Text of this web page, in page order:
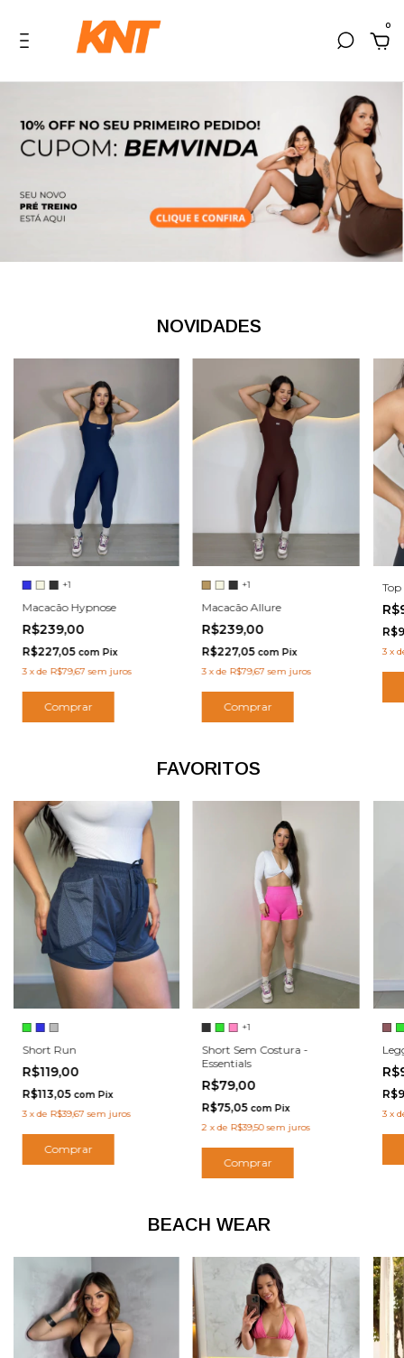
0
NOVIDADES
+1
Macacão Hypnose
R$239,00
R$227,05 com Pix
3 xde R$79,67 sem juros
Comprar
+1
Macacão Allure
R$239,00
R$227,05com Pix
3 xdeR$79,67 sem juros
Comprar
3 x
FAVORITOS
Short Run
R$119,00
R$113,05 com Pix
3 xde R$39,67 sem juros
Comprar
+1
Short Sem Costura -
Essentials
R$79,00
R$75,05com Pix
2 xdeR$39,50 sem juros
Comprar
3 x
BEACH WEAR